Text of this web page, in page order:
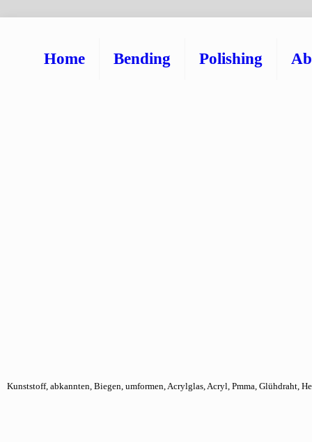
Home Bending Polishing
Kunststoff, abkannten, Biegen, umformen, Acrylglas, Acryl, Pmma, Glühdraht,